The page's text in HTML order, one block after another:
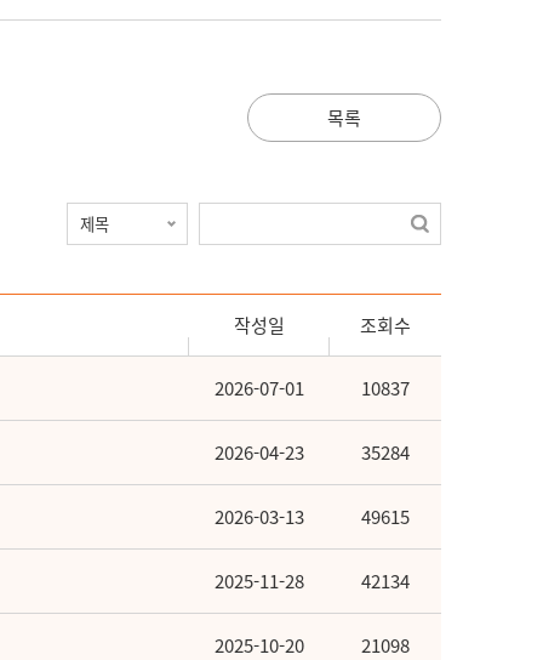
목록
작성일 조회수
2026-07-01 10837
2026-04-23 35284
2026-03-13 49615
2025-11-28 42134
2025-10-20 21098